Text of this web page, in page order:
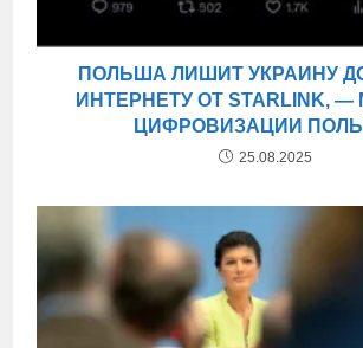
ПОЛЬША ЛИШИТ УКРАИНУ
ИНТЕРНЕТУ ОТ STARLINK,
ЦИФРОВИЗАЦИИ
25.08.2025